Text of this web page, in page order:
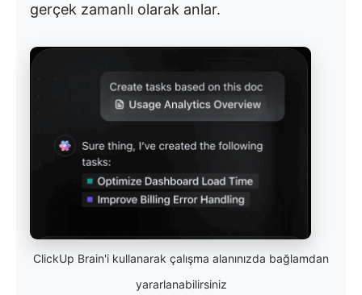
gerçek zamanlı olarak anlar.
ClickUp Brain'i kullanarak çalışma alanınızda bağlamdan
yararlanabilirsiniz